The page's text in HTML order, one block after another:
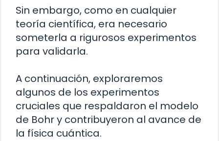
Sin embargo, como en cualquier
teoría científica, era necesario
someterla a rigurosos experimentos
para validarla.
A continuación, exploraremos
algunos de los experimentos
cruciales que respaldaron el modelo
de Bohr y contribuyeron al avance de
la física cuántica.